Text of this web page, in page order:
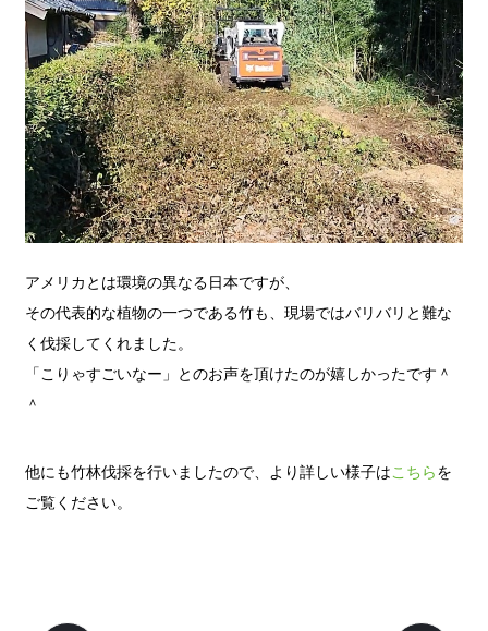
アメリカとは環境の異なる日本ですが、
その代表的な植物の一つである竹も、現場ではバリバリと難な
く伐採してくれました。
「こりゃすごいなー」とのお声を頂けたのが嬉しかったです＾
＾
他にも竹林伐採を行いましたので、より詳しい様子はこちらを
ご覧ください。